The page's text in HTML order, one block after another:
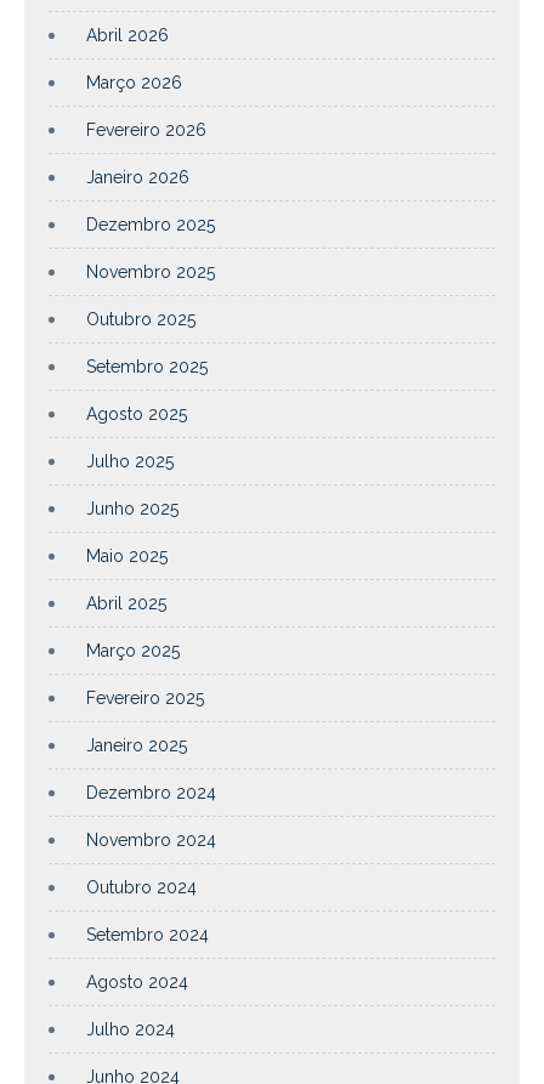
Abril 2026
Março 2026
Fevereiro 2026
Janeiro 2026
Dezembro 2025
Novembro 2025
Outubro 2025
Setembro 2025
Agosto 2025
Julho 2025
Junho 2025
Maio 2025
Abril 2025
Março 2025
Fevereiro 2025
Janeiro 2025
Dezembro 2024
Novembro 2024
Outubro 2024
Setembro 2024
Agosto 2024
Julho 2024
Junho 2024